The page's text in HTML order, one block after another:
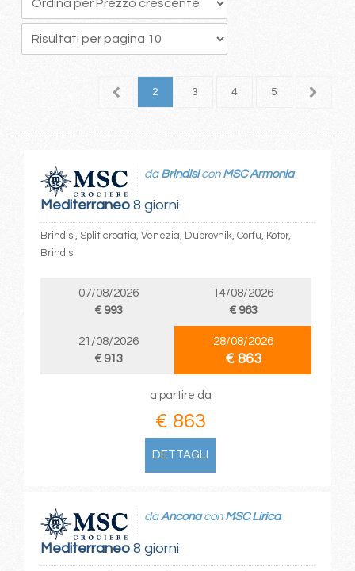
1 2 3 4 5 6
Mediterraneo8 giorni
da Brindisicon MSC Armonia
Brindisi, Split croatia, Venezia, Dubrovnik, Corfu, Kotor,
Brindisi
07/08/2026
€ 993
14/08/2026
€ 963
21/08/2026
€ 913
28/08/2026
€ 863
a partire da
€ 863
DETTAGLI
Mediterraneo8 giorni
daAnconacon MSC Lirica